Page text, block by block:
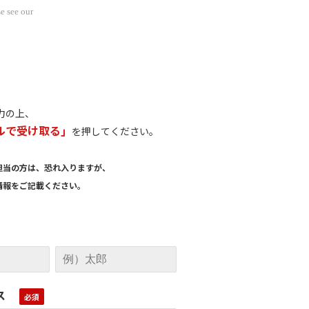
上、
受け取る」 を押してください。
の方は、恐れ入りますが、
をご記載ください。
see our